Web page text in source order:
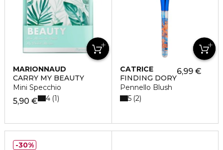
MARIONNAUD
CARRY MY BEAUTY
Mini Specchio
5,90 € 4 1
CATRICE
FINDING DORY
Pennello Blush
6,99 €
5 2
30%